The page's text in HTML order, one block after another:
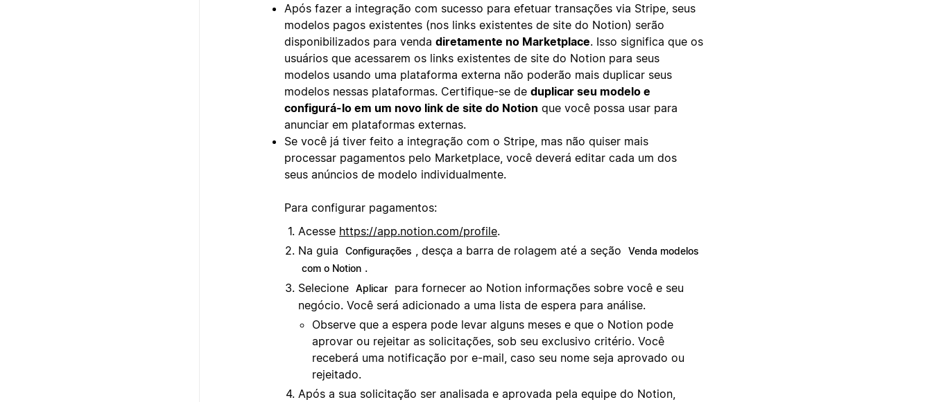
Após fazer a integração com sucesso para efetuar transações via Stripe, seus
modelos pagos existentes (nos links existentes de site do Notion) serão
disponibilizados para venda diretamente no Marketplace. Isso significa que os
usuários que acessarem os links existentes de site do Notion para seus
modelos usando uma plataforma externa não poderão mais duplicar seus
modelos nessas plataformas. Certifique-se de duplicar seu modelo e
configurá-lo em um novo link de site do Notion que você possa usar para
anunciar em plataformas externas.
Se você já tiver feito a integração com o Stripe, mas não quiser mais
processar pagamentos pelo Marketplace, você deverá editar cada um dos
seus anúncios de modelo individualmente.
Para configurar pagamentos:
Acesse https://app.notion.com/profile.
Na guia
Configurações , desça a barra de rolagem até a seção
Venda modelos
com o Notion .
Selecione Aplicar
para fornecer ao Notion informações sobre você e seu
negócio. Você será adicionado a uma lista de espera para análise.
Observe que a espera pode levar alguns meses e que o Notion pode
aprovar ou rejeitar as solicitações, sob seu exclusivo critério. Você
receberá uma notificação por e-mail, caso seu nome seja aprovado ou
rejeitado.
Após a sua solicitação ser analisada e aprovada pela equipe do Notion,